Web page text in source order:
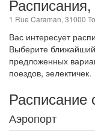
1 Rue Caraman, 31000
Вас интересует
Выберите
предложенных
поездов, эелектичек.
Расписание
Аэропорт